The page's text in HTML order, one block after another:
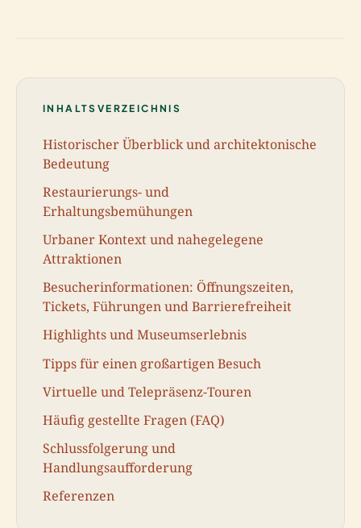
INHALTSVERZEICHNIS
Historischer Überblick und architektonische
Bedeutung
Restaurierungs- und
Erhaltungsbemühungen
Urbaner Kontext und nahegelegene
Attraktionen
Besucherinformationen: Öffnungszeiten,
Tickets, Führungen und Barrierefreiheit
Highlights und Museumserlebnis
Tipps für einen großartigen Besuch
Virtuelle und Telepräsenz-Touren
Häufig gestellte Fragen (FAQ)
Schlussfolgerung und
Handlungsaufforderung
Referenzen